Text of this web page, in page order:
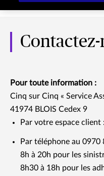
Pour toute information :
Cinq sur Cinq « Service
41974 BLOIS Cedex 9
Par votre espace client
Par téléphone au
8h à 20h pour les
8h30 à 18h pour les